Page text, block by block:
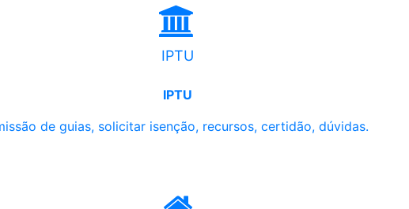
IPTU
IPTU
de guias, solicitar isenção, recursos, certidão, dúvidas.